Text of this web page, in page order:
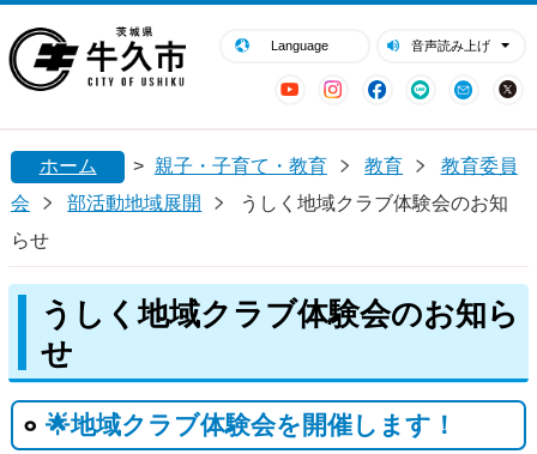
Language 音声読み上げ
YouTubeInstagram
Facebook
LINE Mail
閉じる
ホーム > 親子・子育て・教育 教育
教育委員
会
部活動地域展開
うしく地域クラブ体験会のお知
らせ
うしく地域クラブ体験会のお知ら
せ
🌟地域クラブ体験会を開催します！